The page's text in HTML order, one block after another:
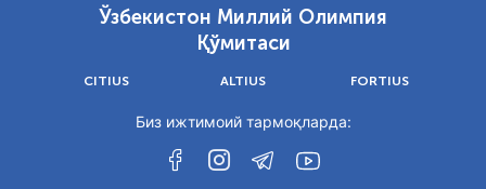
Ўзбекистон Миллий Олимпия
Қўмитаси
CITIUS ALTIUS FORTIUS
Биз ижтимоий тармоқларда: